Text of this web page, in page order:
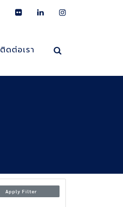
ติดต่อเรา
Apply Filter